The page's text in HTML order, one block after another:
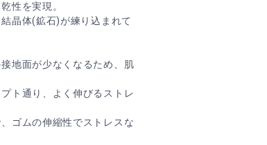
性を実現。
晶体(鉱石)が練り込まれて
地面が少なくなるため、肌
ト通り、よく伸びるストレ
ゴムの伸縮性でストレスな